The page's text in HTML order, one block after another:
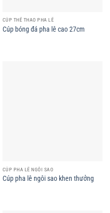
CÚP THỂ THAO PHA LÊ
Cúp bóng đá pha lê cao 27cm
CÚP PHA LÊ NGÔI SAO
Cúp pha lê ngôi sao khen thưởng